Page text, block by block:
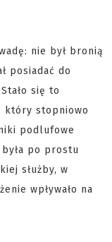
nie był bronią
posiadać do
się to
który stopniowo
podlufowe
po prostu
służby, w
wpływało na